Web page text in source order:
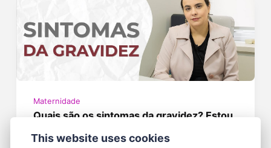
Maternidade
Quais são os sintomas da gravidez? Estou
This website uses cookies